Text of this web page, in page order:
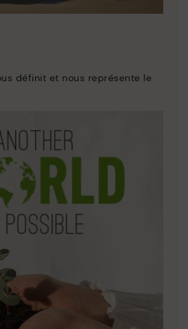
définit et nous représente le